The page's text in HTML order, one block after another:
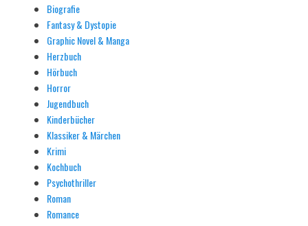
Biografie
Fantasy & Dystopie
Graphic Novel & Manga
Herzbuch
Hörbuch
Horror
Jugendbuch
Kinderbücher
Klassiker & Märchen
Krimi
Kochbuch
Psychothriller
Roman
Romance